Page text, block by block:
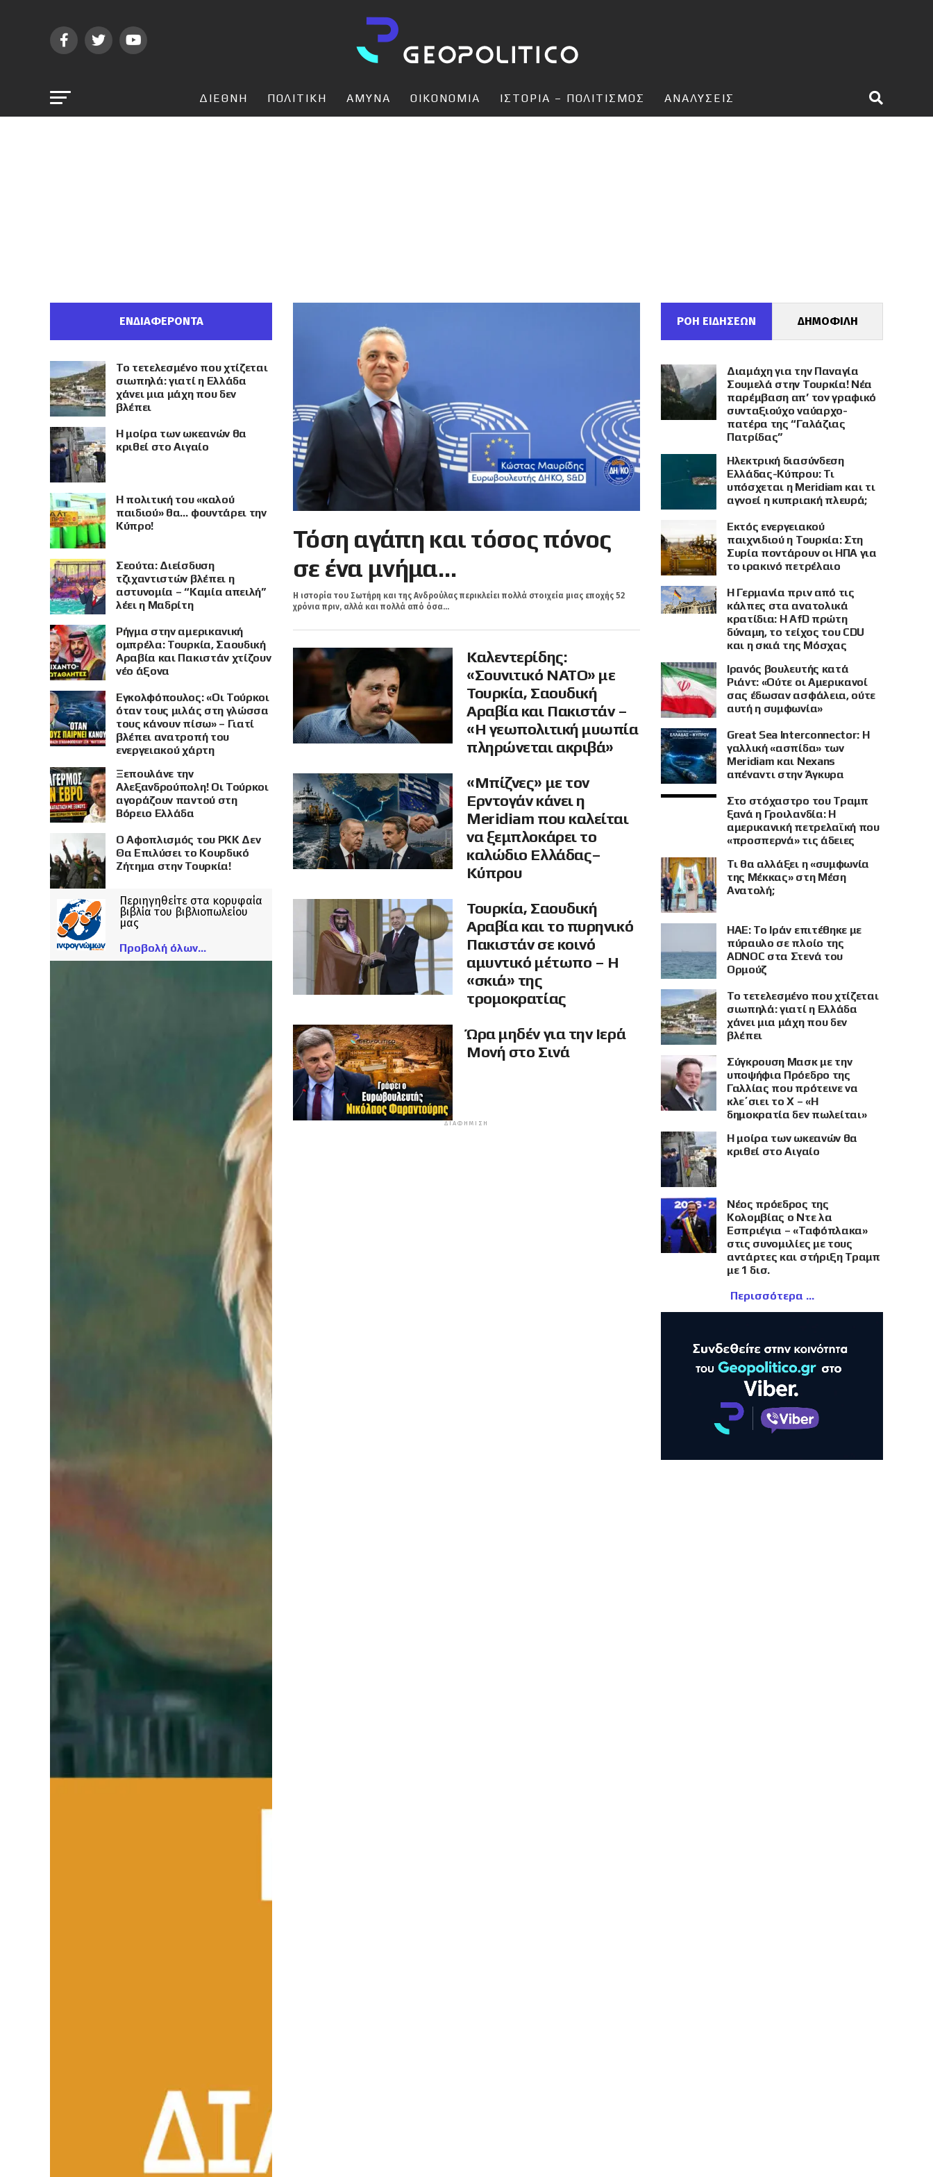
ΔΙΕΘΝΗ ΠΟΛΙΤΙΚΗ ΑΜΥΝΑ ΟΙΚΟΝΟΜΙΑ ΙΣΤΟΡΙΑ – ΠΟΛΙΤΙΣΜΟΣ ΑΝΑΛΥΣΕΙΣ
Τόση αγάπη και τόσος πόνος
σε ένα μνήμα…
Η ιστορία του Σωτήρη και της Ανδρούλας περικλείει πολλά στοιχεία μιας εποχής 52
χρόνια πριν, αλλά και πολλά από όσα...
Καλεντερίδης:
«Σουνιτικό ΝΑΤΟ» με
Τουρκία, Σαουδική
Αραβία και Πακιστάν –
«Η γεωπολιτική μυωπία
πληρώνεται ακριβά»
«Μπίζνες» με τον
Ερντογάν κάνει η
Meridiam που καλείται
να ξεμπλοκάρει το
καλώδιο Ελλάδας–
Κύπρου
Τουρκία, Σαουδική
Αραβία και το πυρηνικό
Πακιστάν σε κοινό
αμυντικό μέτωπο – Η
«σκιά» της
τρομοκρατίας
Ώρα μηδέν για την Ιερά
Μονή στο Σινά
ΔΙΑΦΉΜΙΣΗ
ΕΝΔΙΑΦΕΡΟΝΤΑ
Το τετελεσμένο που χτίζεται
σιωπηλά: γιατί η Ελλάδα
χάνει μια μάχη που δεν
βλέπει
Η μοίρα των ωκεανών θα
κριθεί στο Αιγαίο
Η πολιτική του «καλού
παιδιού» θα… φουντάρει την
Κύπρο!
Σεούτα: Διείσδυση
τζιχαντιστών βλέπει η
αστυνομία – “Καμία απειλή”
λέει η Μαδρίτη
Ρήγμα στην αμερικανική
ομπρέλα: Τουρκία, Σαουδική
Αραβία και Πακιστάν χτίζουν
νέο άξονα
Εγκολφόπουλος: «Οι Τούρκοι
όταν τους μιλάς στη γλώσσα
τους κάνουν πίσω» – Γιατί
βλέπει ανατροπή του
ενεργειακού χάρτη
Ξεπουλάνε την
Αλεξανδρούπολη! Οι Τούρκοι
αγοράζουν παντού στη
Βόρειο Ελλάδα
Ο Αφοπλισμός του PKK Δεν
Θα Επιλύσει το Κουρδικό
Ζήτημα στην Τουρκία!
Περιηγηθείτε στα κορυφαία
βιβλία του βιβλιοπωλείου
μας
Προβολή όλων
ΡΟΗ ΕΙΔΗΣΕΩΝ ΔΗΜΟΦΙΛΗ
Διαμάχη για την Παναγία
Σουμελά στην Τουρκία! Νέα
παρέμβαση απ’ τον γραφικό
συνταξιούχο ναύαρχο-
πατέρα της “Γαλάζιας
Πατρίδας”
Ηλεκτρική διασύνδεση
Ελλάδας-Κύπρου: Τι
υπόσχεται η Meridiam και τι
αγνοεί η κυπριακή πλευρά;
Εκτός ενεργειακού
παιχνιδιού η Τουρκία: Στη
Συρία ποντάρουν οι ΗΠΑ για
το ιρακινό πετρέλαιο
Η Γερμανία πριν από τις
κάλπες στα ανατολικά
κρατίδια: Η AfD πρώτη
δύναμη, το τείχος του CDU
και η σκιά της Μόσχας
Ιρανός βουλευτής κατά
Ριάντ: «Ούτε οι Αμερικανοί
σας έδωσαν ασφάλεια, ούτε
αυτή η συμφωνία»
Great Sea Interconnector: Η
γαλλική «ασπίδα» των
Meridiam και Nexans
απέναντι στην Άγκυρα
Στο στόχαστρο του Τραμπ
ξανά η Γροιλανδία: Η
αμερικανική πετρελαϊκή που
«προσπερνά» τις άδειες
Τι θα αλλάξει η «συμφωνία
της Μέκκας» στη Μέση
Ανατολή;
ΗΑΕ: Το Ιράν επιτέθηκε με
πύραυλο σε πλοίο της
ADNOC στα Στενά του
Ορμούζ
Το τετελεσμένο που χτίζεται
σιωπηλά: γιατί η Ελλάδα
χάνει μια μάχη που δεν
βλέπει
Σύγκρουση Μασκ με την
υποψήφια Πρόεδρο της
Γαλλίας που πρότεινε να
κλε΄σιει το X – «Η
δημοκρατία δεν πωλείται»
Η μοίρα των ωκεανών θα
κριθεί στο Αιγαίο
Νέος πρόεδρος της
Κολομβίας ο Ντε λα
Εσπριέγια – «Ταφόπλακα»
στις συνομιλίες με τους
αντάρτες και στήριξη Τραμπ
με 1 δισ.
Περισσότερα